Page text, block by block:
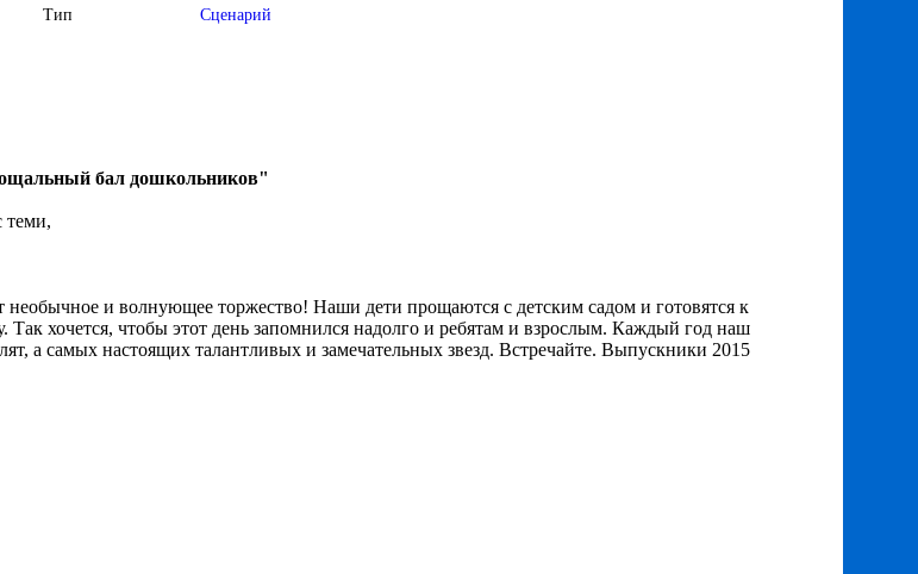
Тип
Сценарий
бал дошкольников"
теми,
необычное и волнующее торжество! Наши дети прощаются с детским садом и готовятся к
хочется, чтобы этот день запомнился надолго и ребятам и взрослым. Каждый год наш
а самых настоящих талантливых и замечательных звезд. Встречайте. Выпускники 2015